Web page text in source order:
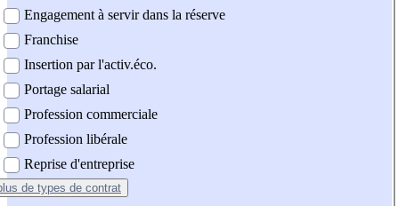
Engagement à servir dans la réserve
Franchise
Insertion par l'activ.éco.
Portage salarial
Profession commerciale
Profession libérale
Reprise d'entreprise
de types de contrat